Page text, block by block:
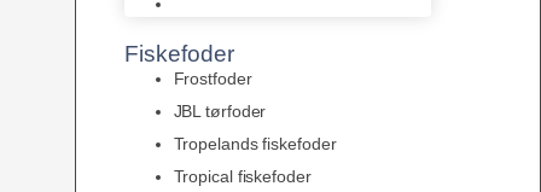
Fiskefoder
Frostfoder
JBL tørfoder
Tropelands fiskefoder
Tropical fiskefoder